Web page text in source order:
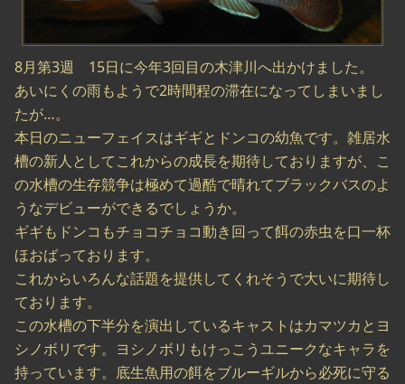
8月第3週 15日に今年3回目の木津川へ出かけました。
あいにくの雨もようで2時間程の滞在になってしまいまし
たが…。
本日のニューフェイスはギギとドンコの幼魚です。雑居水
槽の新人としてこれからの成長を期待しておりますが、こ
の水槽の生存競争は極めて過酷で晴れてブラックバスのよ
うなデビューができるでしょうか。
ギギもドンコもチョコチョコ動き回って餌の赤虫を口一杯
ほおばっております。
これからいろんな話題を提供してくれそうで大いに期待し
ております。
この水槽の下半分を演出しているキャストはカマツカとヨ
シノボリです。ヨシノボリもけっこうユニークなキャラを
持っています。底生魚用の餌をブルーギルから必死に守る